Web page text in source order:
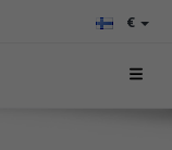
€